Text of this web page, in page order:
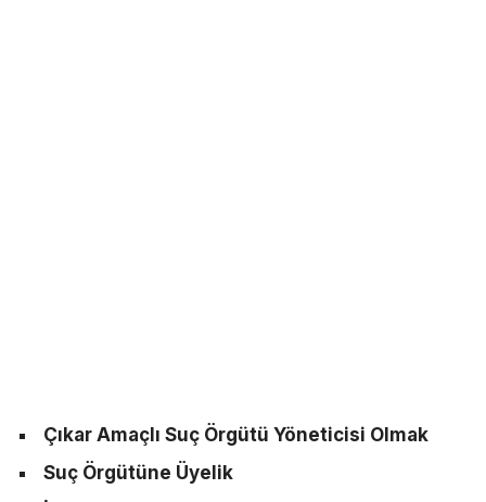
Çıkar Amaçlı Suç Örgütü Yöneticisi Olmak
Suç Örgütüne Üyelik